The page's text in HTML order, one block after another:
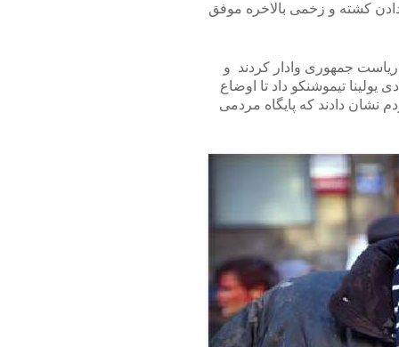
کشته و زخمی بالاخره موفق
جمهوری وادار کردند و
تیموشنکو داد تا اوضاع
نشان دادند که پایگاه مردمی